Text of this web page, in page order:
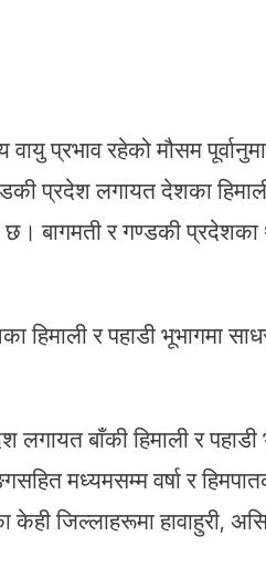
प्रभाव रहेको मौसम
प्रदेश लगायत देशका
बागमती र गण्डकी प्रदेशका
र पहाडी भूभागमा
बाँकी हिमाली र पहाडी
मध्यमसम्म वर्षा र
जिल्लाहरूमा हावाहुरी,